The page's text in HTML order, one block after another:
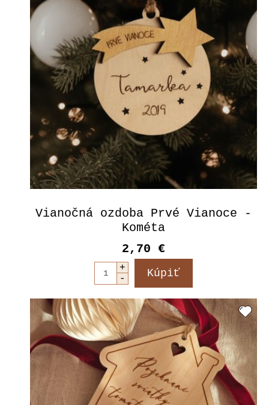
Vianočná ozdoba Prvé Vianoce -
Kométa
2,70 €